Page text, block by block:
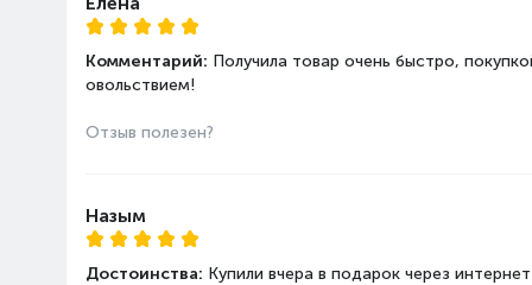
Комментарий: Получила товар очень быстро,
овольствием!
Отзыв полезен?
Назым
Достоинства: Купили вчера в подарок через